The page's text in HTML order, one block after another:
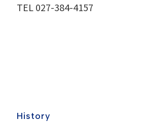
TEL 027-384-4157
History